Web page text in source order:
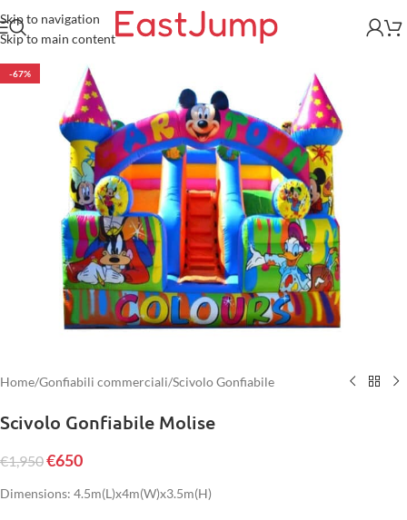
Skip to navigation
Skip to main content
-67%
Home/Gonfiabili commerciali/Scivolo Gonfiabile
Scivolo Gonfiabile Molise
€1,950€650
Dimensions: 4.5m(L)x4m(W)x3.5m(H)